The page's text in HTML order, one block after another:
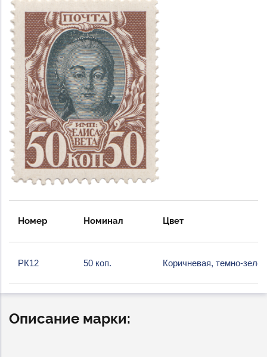
Номер Номинал Цвет
РК12 50 коп. Коричневая, темно-
Описание марки: